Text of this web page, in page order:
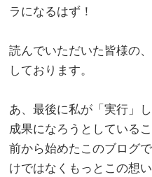
ラになるはず！
読んでいただいた皆様の
しております。
あ、最後に私が「実行」
成果になろうとしている
前から始めたこのブログ
けではなくもっとこの想